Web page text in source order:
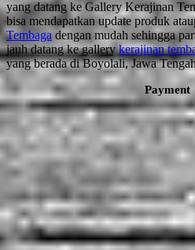
yang datang ke Gallery Kerajinan
bisa mendapatkan update produk
Tembaga dengan mudah sehingga
jauh datang ke gallerykerajinan
yang berada di Boyolali, Jawa
Payment